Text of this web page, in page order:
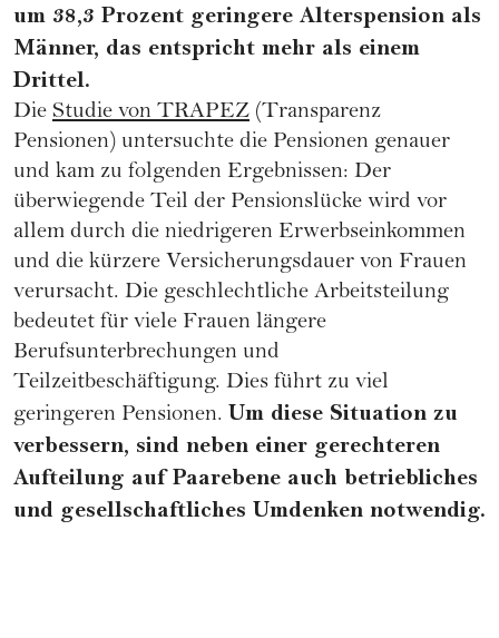
um 38,3 Prozent geringere Alterspension als
Männer, das entspricht mehr als einem
Drittel.
Die Studie von TRAPEZ (Transparenz
Pensionen) untersuchte die Pensionen genauer
und kam zu folgenden Ergebnissen: Der
überwiegende Teil der Pensionslücke wird vor
allem durch die niedrigeren Erwerbseinkommen
und die kürzere Versicherungsdauer von Frauen
verursacht. Die geschlechtliche Arbeitsteilung
bedeutet für viele Frauen längere
Berufsunterbrechungen und
Teilzeitbeschäftigung. Dies führt zu viel
geringeren Pensionen. Um diese Situation zu
verbessern, sind neben einer gerechteren
Aufteilung auf Paarebene auch betriebliches
und gesellschaftliches Umdenken notwendig.